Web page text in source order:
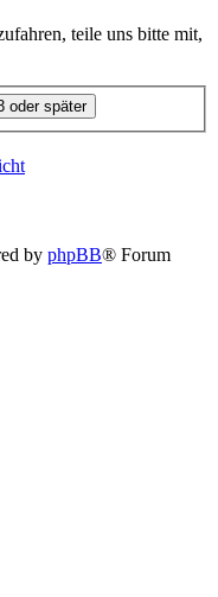
teile uns bitte mit,
by phpBB® Forum